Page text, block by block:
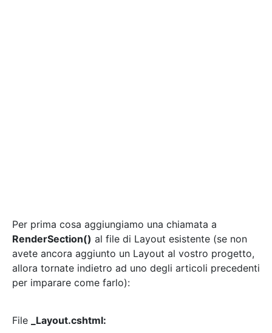
Per prima cosa aggiungiamo una chiamata a
RenderSection() al file di Layout esistente (se non
avete ancora aggiunto un Layout al vostro progetto,
allora tornate indietro ad uno degli articoli precedenti
per imparare come farlo):
File _Layout.cshtml: